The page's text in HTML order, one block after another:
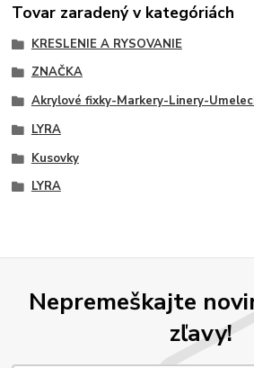
Tovar zaradený v kategóriách
KRESLENIE A RYSOVANIE
ZNAČKA
Akrylové fixky-Markery-Linery-
LYRA
Kusovky
LYRA
Nepremeškajte
zľavy!